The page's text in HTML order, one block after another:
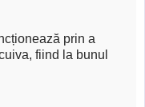
prin a
fiind la bunul